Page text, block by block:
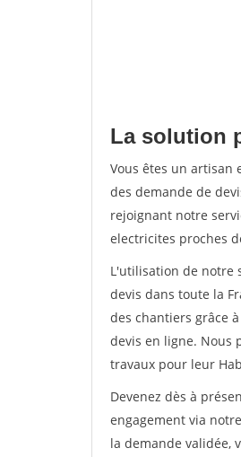
La solution
Vous êtes un artisan
des demande de
rejoignant notre
electricites proches
L'utilisation de notre
devis dans toute la
des chantiers grâce à
devis en ligne. Nous
travaux pour leur
Devenez dès à
engagement via
la demande validée,